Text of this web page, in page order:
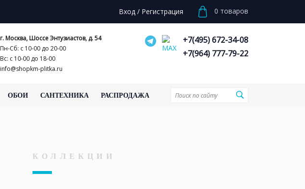
Вход / Регистрация 0 товаров
г. Москва, Шоссе Энтузиастов, д. 54
Пн-Сб: с 10-00 до 20-00
Вс: с 10-00 до 18-00
info@shopkm-plitka.ru
+7(495) 672-34-08
+7(964) 777-79-22
ОБОИ САНТЕХНИКА РАСПРОДАЖА
КОЛЛЕКЦИИ